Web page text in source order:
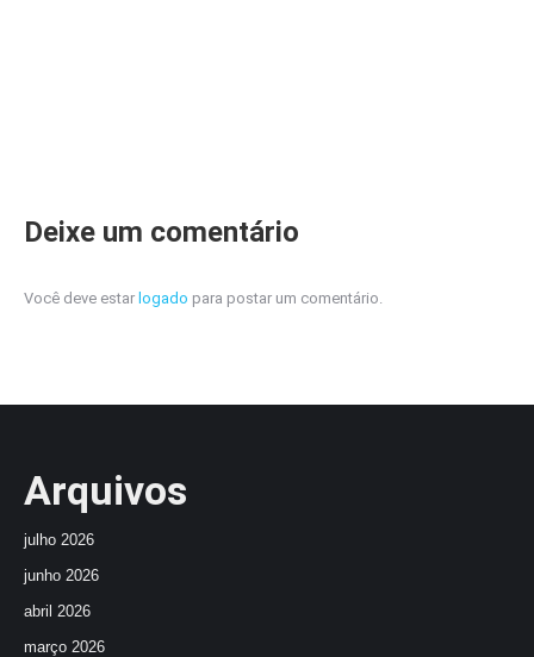
Deixe um comentário
Você deve estar logado para postar um comentário.
Arquivos
julho 2026
junho 2026
abril 2026
março 2026